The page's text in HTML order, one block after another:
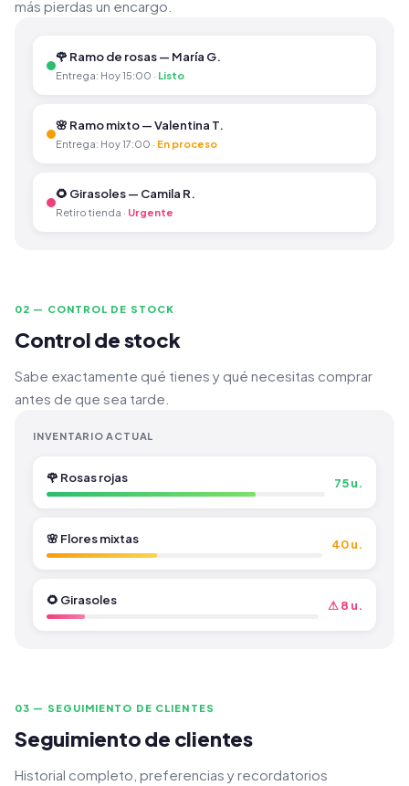
más pierdas un encargo.
🌹 Ramo de rosas — María G.
Entrega: Hoy 15:00 · Listo
🌸 Ramo mixto — Valentina T.
Entrega: Hoy 17:00 · En proceso
🌻 Girasoles — Camila R.
Retiro tienda · Urgente
02 — CONTROL DE STOCK
Control de stock
Sabe exactamente qué tienes y qué necesitas comprar
antes de que sea tarde.
INVENTARIO ACTUAL
🌹 Rosas rojas 75 u.
🌸 Flores mixtas 40 u.
🌻 Girasoles ⚠ 8 u.
03 — SEGUIMIENTO DE CLIENTES
Seguimiento de clientes
Historial completo, preferencias y recordatorios